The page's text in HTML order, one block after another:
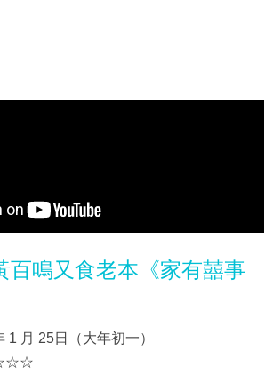
百鳴又食老本《家有囍事
1 月 25日（大年初一）